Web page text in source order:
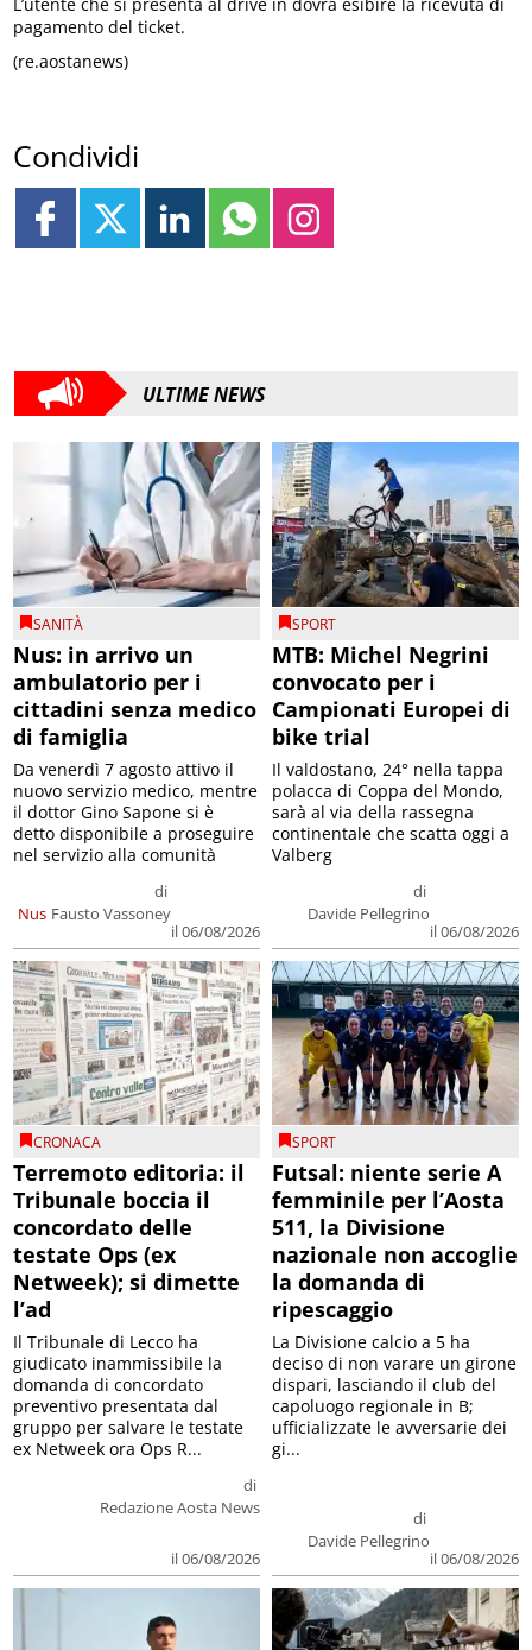
pagamento del ticket.
(re.aostanews)
Condividi
ULTIME NEWS
SANITÀ
Nus: in arrivo un
ambulatorio per i
cittadini senza medico
di famiglia
Nus
di
Fausto Vassoney
il 06/08/2026
Da venerdì 7 agosto attivo il
nuovo servizio medico, mentre
il dottor Gino Sapone si è
detto disponibile a proseguire
nel servizio alla comunità
SPORT
MTB: Michel Negrini
convocato per i
Campionati Europei di
bike trial
di
Davide Pellegrino
il 06/08/2026
Il valdostano, 24° nella tappa
polacca di Coppa del Mondo,
sarà al via della rassegna
continentale che scatta oggi a
Valberg
CRONACA
Terremoto editoria: il
Tribunale boccia il
concordato delle
testate Ops (ex
Netweek); si dimette
l’ad
di
Redazione Aosta News
il 06/08/2026
Il Tribunale di Lecco ha
giudicato inammissibile la
domanda di concordato
preventivo presentata dal
gruppo per salvare le testate
ex Netweek ora Ops R...
SPORT
Futsal: niente serie A
femminile per l’Aosta
511, la Divisione
nazionale non accoglie
la domanda di
ripescaggio
di
Davide Pellegrino
il 06/08/2026
La Divisione calcio a 5 ha
deciso di non varare un girone
dispari, lasciando il club del
capoluogo regionale in B;
ufficializzate le avversarie dei
gi...